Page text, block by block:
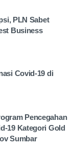
PLN Sabet
Business
Covid-19 di
Pencegahan
19 Kategori Gold
Sumbar